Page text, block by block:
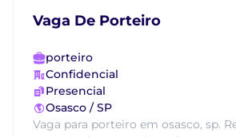
Vaga De Porteiro
porteiro
Confidencial
Presencial
Osasco / SP
Vaga para porteiro em osasco, sp.